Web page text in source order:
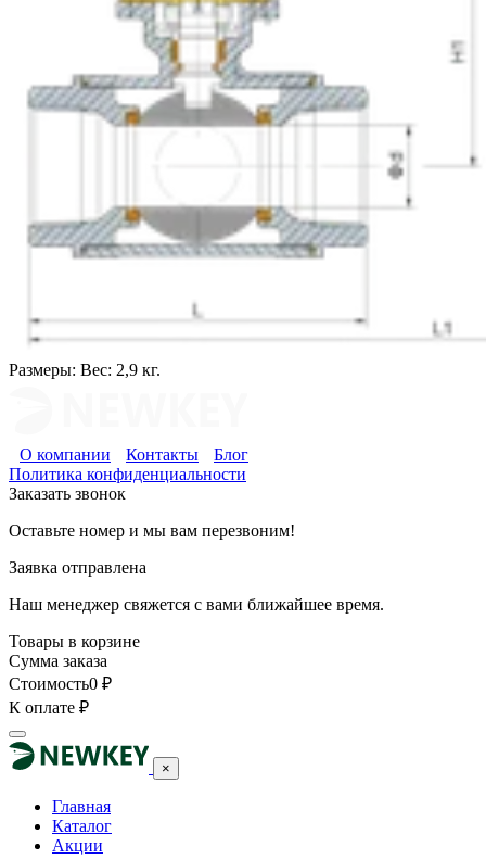
Размеры: Вес: 2,9 кг.
О компании Контакты
Блог
Политика конфиденциальности
Заказать звонок
Оставьте номер и мы вам перезвоним!
Заявка отправлена
Наш менеджер свяжется с вами ближайшее время.
Товары в корзине
Сумма заказа
Стоимость0 ₽
К оплате ₽
×
Главная
Каталог
Акции